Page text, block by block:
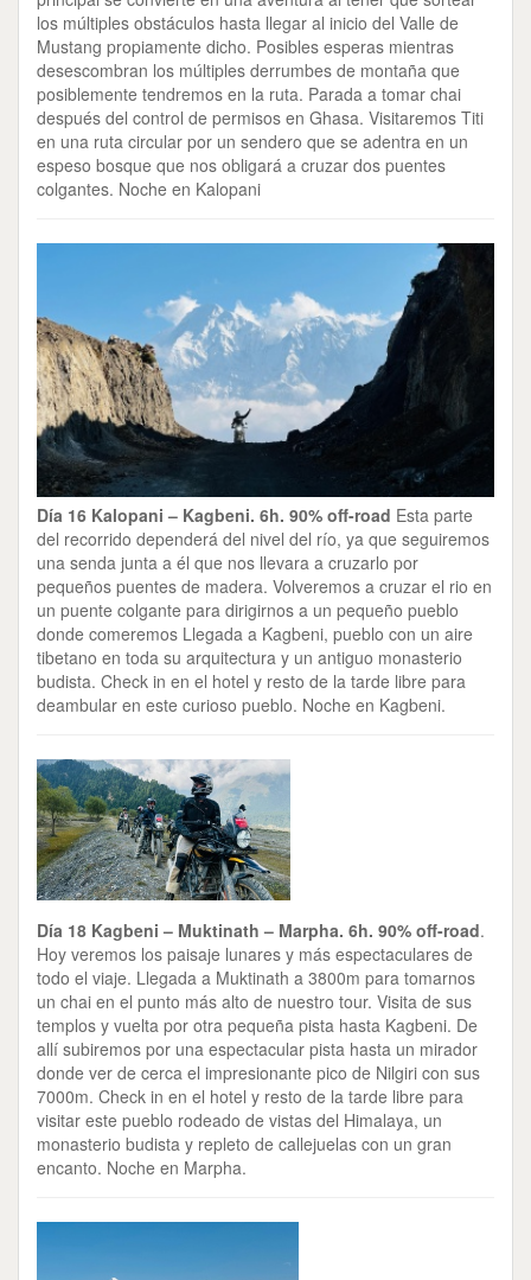
los múltiples obstáculos hasta llegar al inicio del Valle de
Mustang propiamente dicho. Posibles esperas mientras
desescombran los múltiples derrumbes de montaña que
posiblemente tendremos en la ruta. Parada a tomar chai
después del control de permisos en Ghasa. Visitaremos Titi
en una ruta circular por un sendero que se adentra en un
espeso bosque que nos obligará a cruzar dos puentes
colgantes. Noche en Kalopani
Día 16 Kalopani – Kagbeni. 6h. 90% off-road Esta parte
del recorrido dependerá del nivel del río, ya que seguiremos
una senda junta a él que nos llevara a cruzarlo por
pequeños puentes de madera. Volveremos a cruzar el rio en
un puente colgante para dirigirnos a un pequeño pueblo
donde comeremos Llegada a Kagbeni, pueblo con un aire
tibetano en toda su arquitectura y un antiguo monasterio
budista. Check in en el hotel y resto de la tarde libre para
deambular en este curioso pueblo. Noche en Kagbeni.
Día 18 Kagbeni – Muktinath – Marpha. 6h. 90% off-road.
Hoy veremos los paisaje lunares y más espectaculares de
todo el viaje. Llegada a Muktinath a 3800m para tomarnos
un chai en el punto más alto de nuestro tour. Visita de sus
templos y vuelta por otra pequeña pista hasta Kagbeni. De
allí subiremos por una espectacular pista hasta un mirador
donde ver de cerca el impresionante pico de Nilgiri con sus
7000m. Check in en el hotel y resto de la tarde libre para
visitar este pueblo rodeado de vistas del Himalaya, un
monasterio budista y repleto de callejuelas con un gran
encanto. Noche en Marpha.